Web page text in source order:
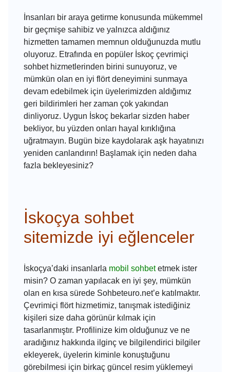
İnsanları bir araya getirme konusunda mükemmel
bir geçmişe sahibiz ve yalnızca aldığınız
hizmetten tamamen memnun olduğunuzda mutlu
oluyoruz. Etrafında en popüler İskoç çevrimiçi
sohbet hizmetlerinden birini sunuyoruz, ve
mümkün olan en iyi flört deneyimini sunmaya
devam edebilmek için üyelerimizden aldığımız
geri bildirimleri her zaman çok yakından
dinliyoruz. Uygun İskoç bekarlar sizden haber
bekliyor, bu yüzden onları hayal kırıklığına
uğratmayın. Bugün bize kaydolarak aşk hayatınızı
yeniden canlandırın! Başlamak için neden daha
fazla bekleyesiniz?
İskoçya sohbet
sitemizde iyi eğlenceler
İskoçya’daki insanlarla mobil sohbet etmek ister
misin? O zaman yapılacak en iyi şey, mümkün
olan en kısa sürede Sohbeteuro.net’e katılmaktır.
Çevrimiçi flört hizmetimiz, tanışmak istediğiniz
kişileri size daha görünür kılmak için
tasarlanmıştır. Profilinize kim olduğunuz ve ne
aradığınız hakkında ilginç ve bilgilendirici bilgiler
ekleyerek, üyelerin kiminle konuştuğunu
görebilmesi için birkaç güncel resim yüklemeyi